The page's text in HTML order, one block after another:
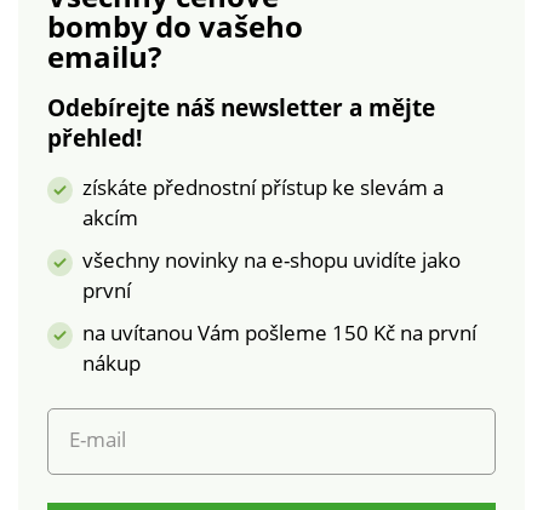
cm. Nafukovací
cestovní
polštářekVyvýšená
podpora v oblasti
krkuMaximální komfort
na cestách, doma nebo
v kancelářiSnímatelný
potah (praní na 30
°C)Měkký velurSoučástí
balení je maska na oči a
špunty do uší
35 cm.
bombydo vašeho
emailu?
Odebírejte náš newsletter a mějte
přehled!
získáte přednostní přístup ke slevám a
akcím
všechny novinky na e-shopu uvidíte jako
první
na uvítanou Vám pošleme 150 Kč na první
nákup
E-mail